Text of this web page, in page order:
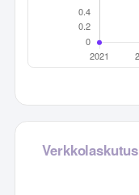
Verkkolaskutus